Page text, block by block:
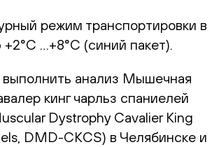
режим транспортировки в
…+8°С (синий пакет).
выполнить анализ Мышечная
кинг чарльз спаниелей
Dystrophy Cavalier King
DMD-CKCS) в Челябинске и